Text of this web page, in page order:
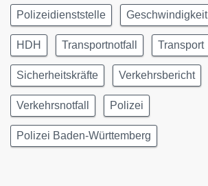
Polizeidienststelle Geschwindigkeit
HDH Transportnotfall Transport
Sicherheitskräfte Verkehrsbericht
Verkehrsnotfall Polizei
Polizei Baden-Württemberg